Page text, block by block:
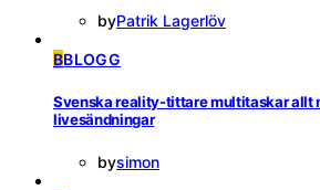
byPatrik Lagerlöv
BBLOGG
Svenska reality-tittare multitaskar allt
livesändningar
bysimon